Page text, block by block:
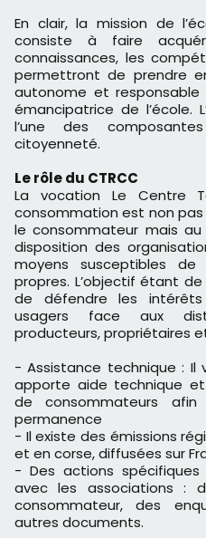
En clair, la mission de
consiste à faire
connaissances, les
permettront de prendre
autonome et
émancipatrice de l’école.
l’une des
citoyenneté.
Le rôle du CTRCC
La vocation Le Centre
consommation est non
le consommateur mais
disposition des
moyens susceptibles de
propres. L’objectif étant
de défendre les
usagers face aux
producteurs, propriétaires
- Assistance technique : Il
apporte aide technique et
de consommateurs
permanence
- Il existe des émissions
et en corse, diffusées sur
- Des actions spécifiques
avec les associations :
consommateur, des
autres documents.